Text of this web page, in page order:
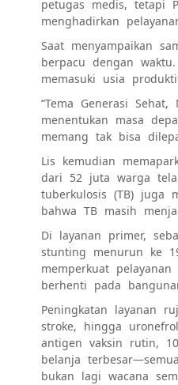
petugas medis, tetapi
menghadirkan
Saat menyampaikan
berpacu dengan
memasuki usia
“Tema Generasi
menentukan masa
memang tak bisa
Lis kemudian
dari 52 juta warga
tuberkulosis (TB) juga
bahwa TB masih
Di layanan primer,
stunting menurun ke
memperkuat
berhenti pada
Peningkatan layanan
stroke, hingga
antigen vaksin rutin,
belanja
bukan lagi wacana